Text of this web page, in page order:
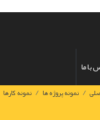
با ما
/ نمونه پروژه ها / نمونه کارها